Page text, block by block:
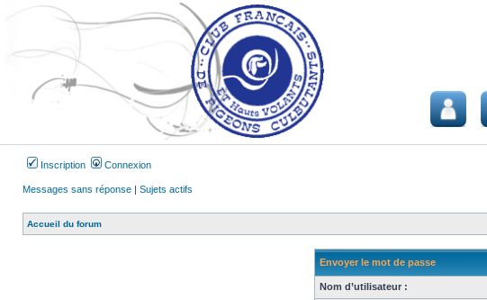
Inscription Connexion
Messages sans réponse | Sujets actifs
Accueil du forum
Envoyer le mot de passe
Nom d’utilisateur :